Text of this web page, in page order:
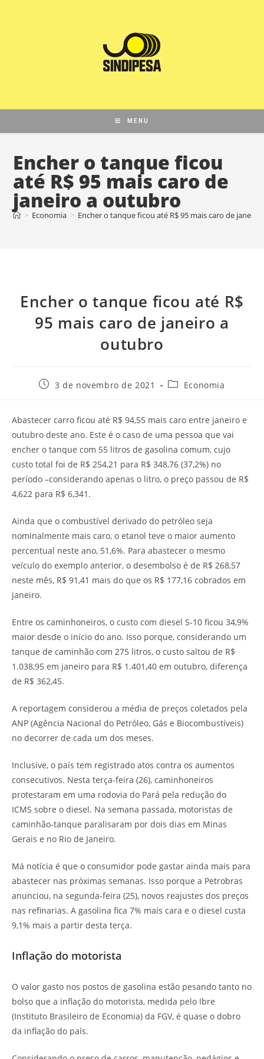
MENU
Encher o tanque ficou
até R$ 95 mais caro de
janeiro a outubro
> Economia > Encher o tanque ficou até R$ 95 mais caro de
Encher o tanque ficou até R$
95 mais caro de janeiro a
outubro
3 de novembro de 2021 Economia
Abastecer carro ficou até R$ 94,55 mais caro entre janeiro e
outubro deste ano. Este é o caso de uma pessoa que vai
encher o tanque com 55 litros de gasolina comum, cujo
custo total foi de R$ 254,21 para R$ 348,76 (37,2%) no
período –considerando apenas o litro, o preço passou de R$
4,622 para R$ 6,341.
Ainda que o combustível derivado do petróleo seja
nominalmente mais caro, o etanol teve o maior aumento
percentual neste ano, 51,6%. Para abastecer o mesmo
veículo do exemplo anterior, o desembolso é de R$ 268,57
neste mês, R$ 91,41 mais do que os R$ 177,16 cobrados em
janeiro.
Entre os caminhoneiros, o custo com diesel S-10 ficou 34,9%
maior desde o início do ano. Isso porque, considerando um
tanque de caminhão com 275 litros, o custo saltou de R$
1.038,95 em janeiro para R$ 1.401,40 em outubro, diferença
de R$ 362,45.
A reportagem considerou a média de preços coletados pela
ANP (Agência Nacional do Petróleo, Gás e Biocombustíveis)
no decorrer de cada um dos meses.
Inclusive, o país tem registrado atos contra os aumentos
consecutivos. Nesta terça-feira (26), caminhoneiros
protestaram em uma rodovia do Pará pela redução do
ICMS sobre o diesel. Na semana passada, motoristas de
caminhão-tanque paralisaram por dois dias em Minas
Gerais e no Rio de Janeiro.
Má notícia é que o consumidor pode gastar ainda mais para
abastecer nas próximas semanas. Isso porque a Petrobras
anunciou, na segunda-feira (25), novos reajustes dos preços
nas refinarias. A gasolina fica 7% mais cara e o diesel custa
9,1% mais a partir desta terça.
Inflação do motorista
O valor gasto nos postos de gasolina estão pesando tanto no
bolso que a inflação do motorista, medida pelo Ibre
(Instituto Brasileiro de Economia) da FGV, é quase o dobro
da inflação do país.